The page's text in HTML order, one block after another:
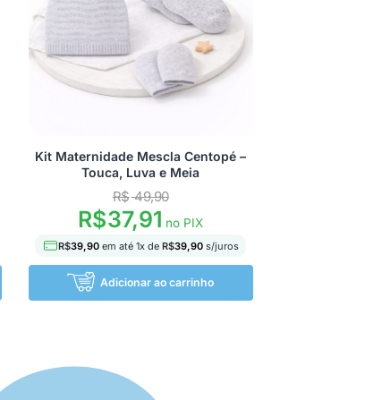
Kit Maternidade Mescla Centopé –
Touca, Luva e Meia
R$49,90
R$37,91 no PIX
R$39,90 em até1x deR$39,90 s/juros
Adicionar ao carrinho